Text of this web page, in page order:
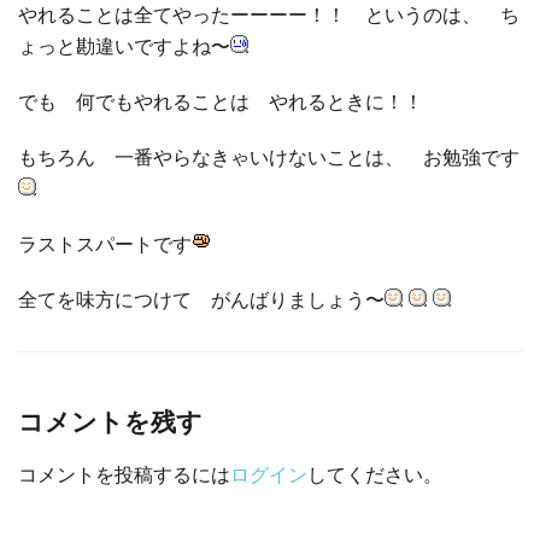
やれることは全てやったーーーー！！ というのは、 ち
ょっと勘違いですよね〜
でも 何でもやれることは やれるときに！！
もちろん 一番やらなきゃいけないことは、 お勉強です
ラストスパートです
全てを味方につけて がんばりましょう〜
コメントを残す
コメントを投稿するには ログイン してください。